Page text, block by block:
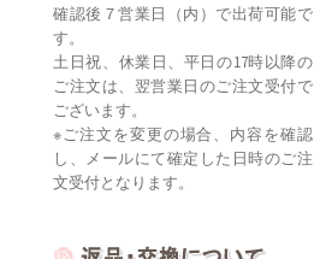
確認後７営業日（内）で出荷可能で
す。
土日祝、休業日、平日の17時以降の
ご注文は、翌営業日のご注文受付で
ございます。
※ご注文を変更の場合、内容を確認
し、メールにて確定した日時のご注
文受付となります。